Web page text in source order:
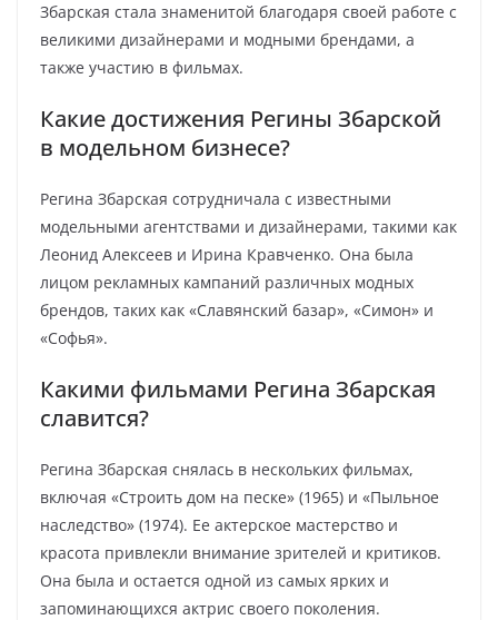
Збарская стала знаменитой благодаря своей работе с
великими дизайнерами и модными брендами, а
также участию в фильмах.
Какие достижения Регины Збарской
в модельном бизнесе?
Регина Збарская сотрудничала с известными
модельными агентствами и дизайнерами, такими как
Леонид Алексеев и Ирина Кравченко. Она была
лицом рекламных кампаний различных модных
брендов, таких как «Славянский базар», «Симон» и
«Софья».
Какими фильмами Регина Збарская
славится?
Регина Збарская снялась в нескольких фильмах,
включая «Строить дом на песке» (1965) и «Пыльное
наследство» (1974). Ее актерское мастерство и
красота привлекли внимание зрителей и критиков.
Она была и остается одной из самых ярких и
запоминающихся актрис своего поколения.